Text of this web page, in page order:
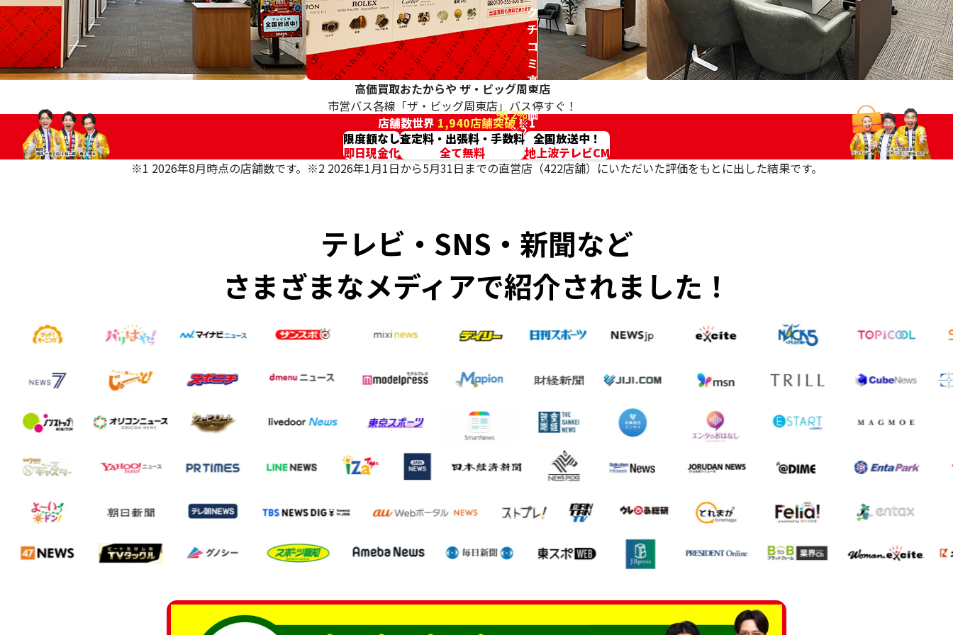
高価買取おたからやザ・ビッグ周東店
市営バス各線「ザ・ビッグ周東店」バス停すぐ！
店舗数世界 1,940店舗突破！※1
ク
チ
コ
ミ
高
評
価
96.2%
※2
限度額なし
即日現金化
査定料・出張料・手数料
全て無料
全国放送中！
地上波テレビCM
※1 2026年8月時点の店舗数です。 ※2 2026年1月1日から5月31日までの直営店（422店舗）にいただいた評価をもとに出した結果です。
テレビ・SNS・新聞など
さまざまなメディアで紹介されました！